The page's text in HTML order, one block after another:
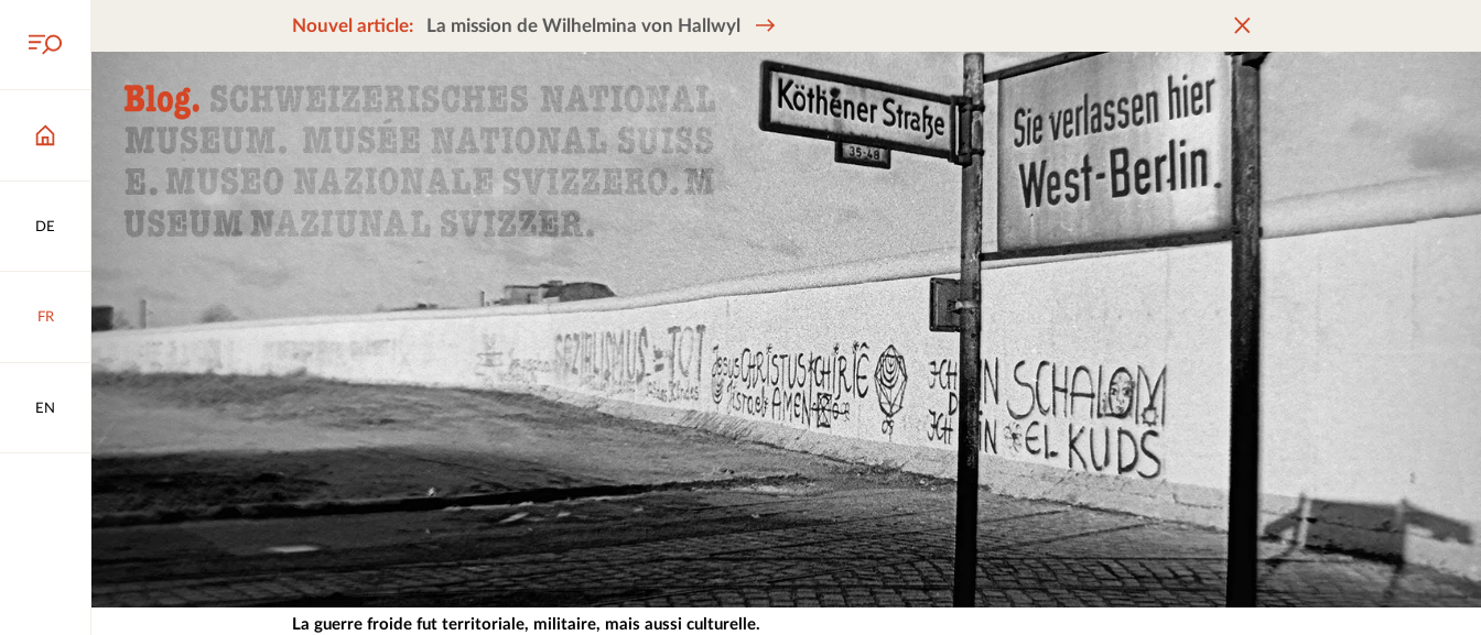
DE
FR
EN
Nouvel article: La mission de Wilhelmina von Hallwyl
La guerre froide fut territoriale, militaire, mais aussi culturelle.